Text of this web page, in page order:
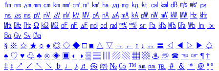
㎙ ㎚ ㎛ ㎜ ㎝ ㎞ ㎟ ㎠ ㎡ ㎢ ㏊ ㎍ ㎎ ㎏ ㏏ ㎈ ㎉ ㏈ ㎧ ㎨ ㎰
㎱ ㎲ ㎳ ㎴ ㎵ ㎶ ㎷ ㎸ ㎹ ㎀ ㎁ ㎂ ㎃ ㎄ ㎺ ㎻ ㎽ ㎾ ㎿ ㎐ ㎑
㎒ ㎓ ㎔ Ω ㏀ ㏁ ㎊ ㎋ ㎌ ㏖ ㏅ ㎭ ㎮ ㎯ ㏛ ㎩ ㎪ ㎫ ㎬ ㏝ ㏐
㏓
㏃ ㏉ ㏜ ㏆
§ ※ ☆ ★ ○ ● ◎ ◇ ◆ □ ■ △ ▽ → ← ↑ ↓ ↔ 〓 ◁ ◀ ▷ ▶ ♤
♠ ♡ ♥ ♧ ♣ ⊙ ◈ ▣ ◐ ◑ ▒ ▤ ▨ ▧ ▦ ▩ ♨ ☏ ☎ ☜ ☞ ¶ †
‡ ↕ ↗ ↙ ↖ ↘ ♭ ♩ ♪ ♬ ㉿ ㈜ № ㏇ ™ ㏂ ㏘ ℡ ＃ ＆ ＊ ＠ ª º